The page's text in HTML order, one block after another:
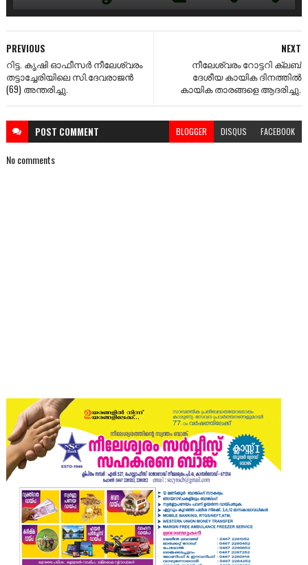
NEXT
നീലേശ്വരം റോട്ടറി ക്ലബ്
ദേശീയ കായിക ദിനത്തിൽ
കായിക താരങ്ങളെ ആദരിച്ചു.
PREVIOUS
റിട്ട. കൃഷി ഓഫീസർ നീലേശ്വരം
തട്ടാച്ചേരിയിലെ സി.ദേവരാജൻ
(69) അന്തരിച്ചു.
POST COMMENT BLOGGER DISQUS FACEBOOK
No comments